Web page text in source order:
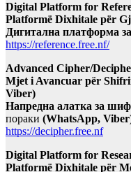
Digital Platform for
Platformë Dixhitale për
Дигитална платформа
https://reference.free.nf/
Advanced Cipher/
Mjet i Avancuar për
Viber)
Напредна алатка за
пораки (WhatsApp,
https://decipher.free.nf
Digital Platform for
Platformë Dixhitale për